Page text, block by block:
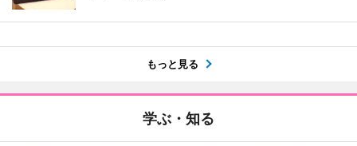
もっと見る
学ぶ・知る